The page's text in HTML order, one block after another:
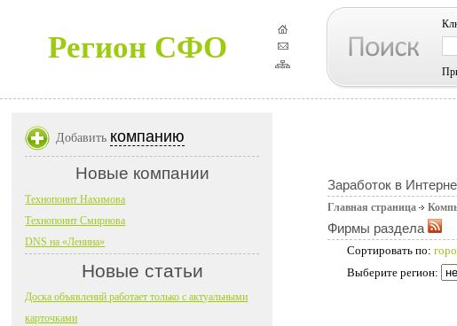
Регион СФО
Заработок в
Главная страница
Фирмы раздела
Сортировать по:
Выберите регион:
Добавить компанию
Новые компании
Технопоинт Нахимова
Технопоинт Смирнова
DNS на «Ленина»
Новые статьи
Доска объявлений работает только с актуальными
карточками